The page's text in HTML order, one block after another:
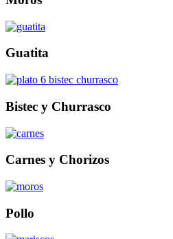
Guatita
Bistec y Churrasco
Carnes y Chorizos
Pollo